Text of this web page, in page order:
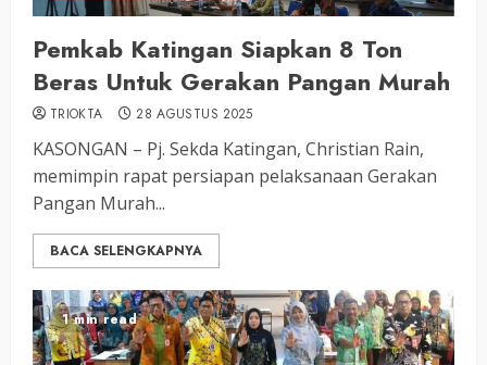
Pemkab Katingan Siapkan 8 Ton
Beras Untuk Gerakan Pangan Murah
TRIOKTA 28 AGUSTUS 2025
KASONGAN – Pj. Sekda Katingan, Christian Rain,
memimpin rapat persiapan pelaksanaan Gerakan
Pangan Murah...
BACA SELENGKAPNYA
1 min read